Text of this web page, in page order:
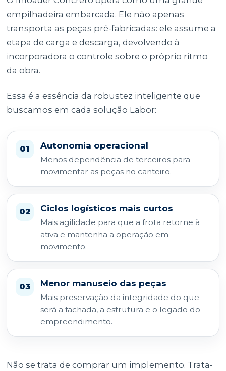
empilhadeira embarcada. Ele não apenas
transporta as peças pré-fabricadas: ele assume a
etapa de carga e descarga, devolvendo à
incorporadora o controle sobre o próprio ritmo
da obra.
Essa é a essência da robustez inteligente que
buscamos em cada solução Labor:
01 Autonomia operacional
Menos dependência de terceiros para
movimentar as peças no canteiro.
02 Ciclos logísticos mais curtos
Mais agilidade para que a frota retorne à
ativa e mantenha a operação em
movimento.
03 Menor manuseio das peças
Mais preservação da integridade do que
será a fachada, a estrutura e o legado do
empreendimento.
Não se trata de comprar um implemento. Trata-